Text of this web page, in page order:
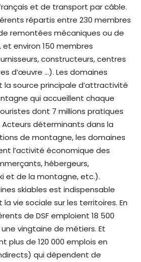
et de transport par câble.
répartis entre 230 membres
remontées mécaniques ou de
environ 150 membres
constructeurs, centres
d’œuvre …). Les domaines
la source principale d’attractivité
qui accueillent chaque
dont 7 millions pratiques
Acteurs déterminants dans la
de montagne, les domaines
l’activité économique des
hébergeurs,
et de la montagne, etc.).
skiables est indispensable
la vie sociale sur les territoires. En
de DSF emploient 18 500
vingtaine de métiers. Et
plus de 120 000 emplois en
qui dépendent de